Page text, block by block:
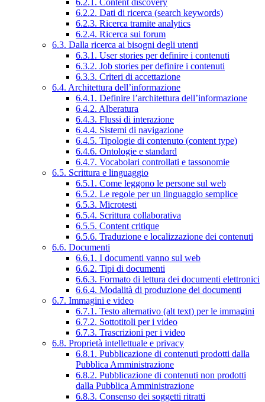
6.2.2. Dati di ricerca (search keywords)
6.2.3. Ricerca tramite analytics
6.2.4. Ricerca sui forum
6.3. Dalla ricerca ai bisogni degli utenti
6.3.1. User stories per definire i contenuti
6.3.2. Job stories per definire i contenuti
6.3.3. Criteri di accettazione
6.4. Architettura dell’informazione
6.4.1. Definire l’architettura dell’informazione
6.4.2. Alberatura
6.4.3. Flussi di interazione
6.4.4. Sistemi di navigazione
6.4.5. Tipologie di contenuto (content type)
6.4.6. Ontologie e standard
6.4.7. Vocabolari controllati e tassonomie
6.5. Scrittura e linguaggio
6.5.1. Come leggono le persone sul web
6.5.2. Le regole per un linguaggio semplice
6.5.3. Microtesti
6.5.4. Scrittura collaborativa
6.5.5. Content critique
6.5.6. Traduzione e localizzazione dei contenuti
6.6. Documenti
6.6.1. I documenti vanno sul web
6.6.2. Tipi di documenti
6.6.3. Formato di lettura dei documenti elettronici
6.6.4. Modalità di produzione dei documenti
6.7. Immagini e video
6.7.1. Testo alternativo (alt text) per le immagini
6.7.2. Sottotitoli per i video
6.7.3. Trascrizioni per i video
6.8. Proprietà intellettuale e privacy
6.8.1. Pubblicazione di contenuti prodotti dalla
Pubblica Amministrazione
6.8.2. Pubblicazione di contenuti non prodotti
dalla Pubblica Amministrazione
6.8.3. Consenso dei soggetti ritratti